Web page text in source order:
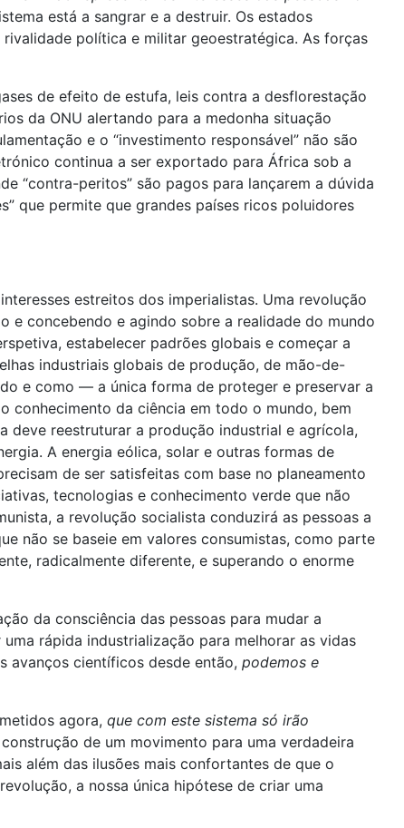
está a sangrar e a destruir. Os estados
política e militar geoestratégica. As forças
de efeito de estufa, leis contra a desflorestação
da ONU alertando para a medonha situação
e o “investimento responsável” não são
continua a ser exportado para África sob a
“contra-peritos” são pagos para lançarem a dúvida
que permite que grandes países ricos poluidores
estreitos dos imperialistas. Uma revolução
e concebendo e agindo sobre a realidade do mundo
estabelecer padrões globais e começar a
industriais globais de produção, de mão-de-
e como — a única forma de proteger e preservar a
conhecimento da ciência em todo o mundo, bem
deve reestruturar a produção industrial e agrícola,
A energia eólica, solar e outras formas de
de ser satisfeitas com base no planeamento
tecnologias e conhecimento verde que não
a revolução socialista conduzirá as pessoas a
não se baseie em valores consumistas, como parte
radicalmente diferente, e superando o enorme
da consciência das pessoas para mudar a
rápida industrialização para melhorar as vidas
avanços científicos desde então, podemos e
agora, que com este sistema só irão
de um movimento para uma verdadeira
além das ilusões mais confortantes de que o
a nossa única hipótese de criar uma